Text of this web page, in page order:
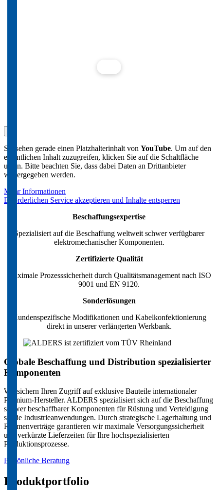
Sie sehen gerade einen Platzhalterinhalt von YouTube. Um auf den
eigentlichen Inhalt zuzugreifen, klicken Sie auf die Schaltfläche
unten. Bitte beachten Sie, dass dabei Daten an Drittanbieter
weitergegeben werden.
Mehr Informationen
Erforderlichen Service akzeptieren und Inhalte entsperren
Beschaffungsexpertise
Spezialisiert auf die Beschaffung weltweit schwer verfügbarer
elektromechanischer Komponenten.
Zertifizierte Qualität
Maximale Prozesssicherheit durch Qualitätsmanagement nach ISO
9001 und EN 9120.
Sonderlösungen
Kundenspezifische Modifikationen und Kabelkonfektionierung
direkt in unserer verlängerten Werkbank.
Globale Beschaffung und Distribution spezialisierter
Komponenten
Wir sichern Ihren Zugriff auf exklusive Bauteile internationaler
Premium-Hersteller. ALDERS spezialisiert sich auf die Beschaffung
schwer beschaffbarer Komponenten für Rüstung und Verteidigung
sowie Industrieanwendungen. Durch strategische Lagerhaltung und
Rahmenverträge garantieren wir maximale Versorgungssicherheit
und verkürzte Lieferzeiten für Ihre hochspezialisierten
Produktionsprozesse.
Persönliche Beratung
Produktportfolio